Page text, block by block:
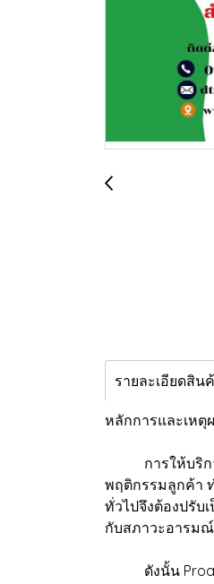
รายละเอียดสิน
หลักการและเหตุ
การให้บริการ
พฤติกรรมลูกค้า
ทั่วไปจึงต้องปรับ
กับสภาวะอารมณ์
ดังนั้น